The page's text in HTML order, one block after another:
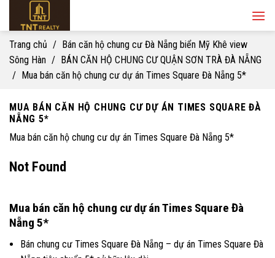
content
Trang chủ / Bán căn hộ chung cư Đà Nẵng biển Mỹ Khê view
Sông Hàn / BÁN CĂN HỘ CHUNG CƯ QUẬN SƠN TRÀ ĐÀ NẴNG
/ Mua bán căn hộ chung cư dự án Times Square Đà Nẵng 5*
MUA BÁN CĂN HỘ CHUNG CƯ DỰ ÁN TIMES SQUARE ĐÀ
NẴNG 5*
Mua bán căn hộ chung cư dự án Times Square Đà Nẵng 5*
Not Found
Mua bán căn hộ chung cư dự án Times Square Đà
Nẵng 5*
Bán chung cư Times Square Đà Nẵng – dự án Times Square Đà